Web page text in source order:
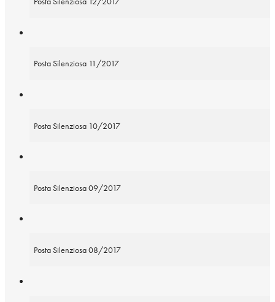
Posta Silenziosa 11/2017
Posta Silenziosa 10/2017
Posta Silenziosa 09/2017
Posta Silenziosa 08/2017